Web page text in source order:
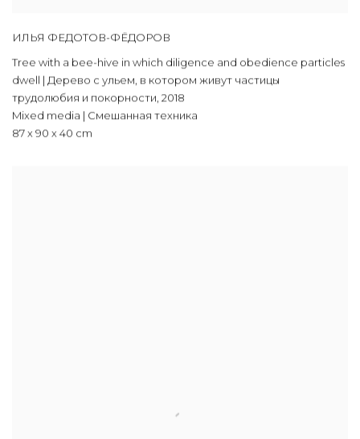
ИЛЬЯ ФЕДОТОВ-ФЁДОРОВ
Tree with a bee-hive in which diligence and obedience particles
dwell | Дерево с ульем, в котором живут частицы
трудолюбия и покорности, 2018
Mixed media | Смешанная техника
87 х 90 х 40 cm